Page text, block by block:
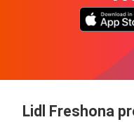
Lidl Freshona